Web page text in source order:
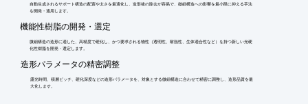
自動生成されるサポート構造の配置や太さを最適化し、造形後の除去が容易で、微細構造への影響を最小限に抑える手法
を開発・適用します。
機能性樹脂の開発・選定
微細構造の造形に適した、高精度で硬化し、かつ要求される物性（透明性、耐熱性、生体適合性など）を持つ新しい光硬
化性樹脂を開発・選定します。
造形パラメータの精密調整
露光時間、積層ピッチ、硬化深度などの造形パラメータを、対象とする微細構造に合わせて精密に調整し、造形品質を最
大化します。